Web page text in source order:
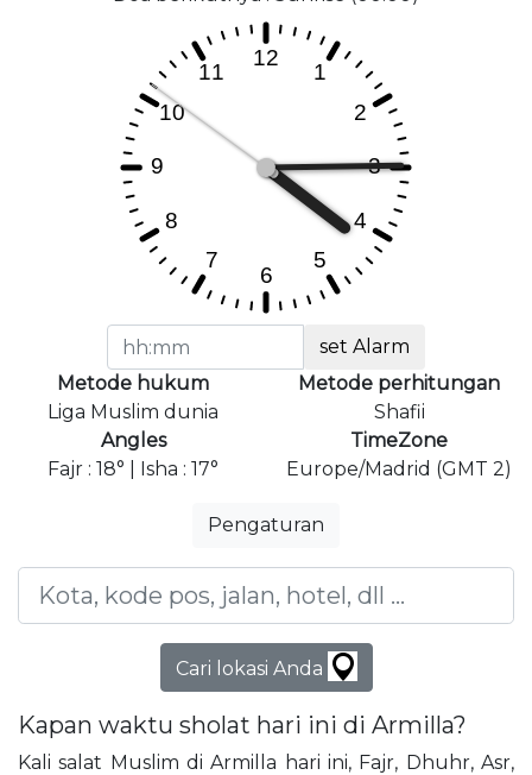
set Alarm
Metode hukum
Liga Muslim dunia
Metode perhitungan
Shafii
Angles
Fajr : 18° | Isha : 17°
TimeZone
Europe/Madrid (GMT 2)
Pengaturan
Cari lokasi Anda
Kapan waktu sholat hari ini di Armilla?
Kali salat Muslim di Armilla hari ini, Fajr, Dhuhr, Asr,